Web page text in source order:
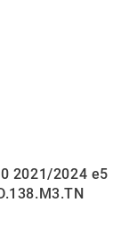
2021/2024 e5